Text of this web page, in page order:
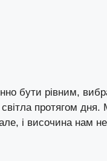
бути рівним,
світла протягом
і височина нам